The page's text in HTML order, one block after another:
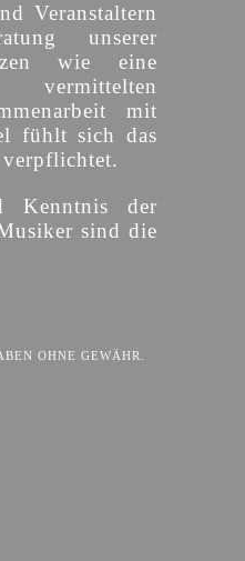
Veranstaltern
unserer
wie eine
mit
fühlt sich das
verpflichtet.
Kenntnis der
sind die
OHNE GEWÄHR.